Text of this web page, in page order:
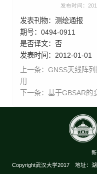
发布时间：
发表刊物：测绘通报
期号：0494-0911
是否译文：否
发表时间：2012-01-01
上一条： GNSS天线阵
用
下一条： 基于GBSAR的
Copyright武汉大学2017 地址：